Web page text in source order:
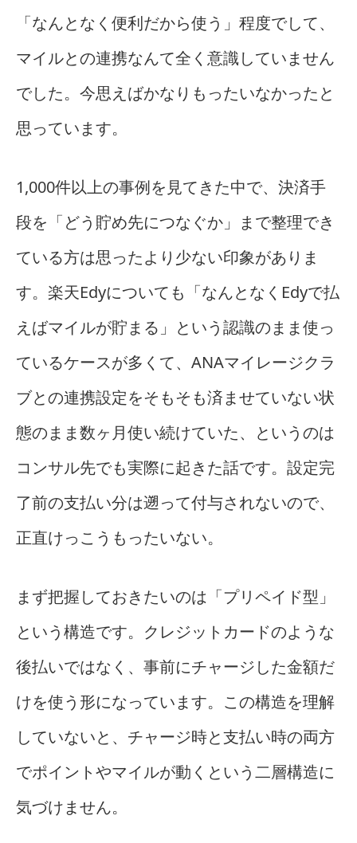
「なんとなく便利だから使う」程度でして、
マイルとの連携なんて全く意識していません
でした。今思えばかなりもったいなかったと
思っています。
1,000件以上の事例を見てきた中で、決済手
段を「どう貯め先につなぐか」まで整理でき
ている方は思ったより少ない印象がありま
す。楽天Edyについても「なんとなくEdyで払
えばマイルが貯まる」という認識のまま使っ
ているケースが多くて、ANAマイレージクラ
ブとの連携設定をそもそも済ませていない状
態のまま数ヶ月使い続けていた、というのは
コンサル先でも実際に起きた話です。設定完
了前の支払い分は遡って付与されないので、
正直けっこうもったいない。
まず把握しておきたいのは「プリペイド型」
という構造です。クレジットカードのような
後払いではなく、事前にチャージした金額だ
けを使う形になっています。この構造を理解
していないと、チャージ時と支払い時の両方
でポイントやマイルが動くという二層構造に
気づけません。